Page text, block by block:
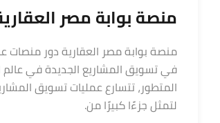
منصة بوابة مصر
منصة بوابة مصر العقارية دور منصات
في تسويق المشاريع الجديدة في عالم
المتطور، تتسارع عمليات تسويق
لتمثل جزءًا كبيرًا من.